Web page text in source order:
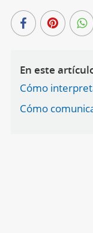
En este
Cómo
Cómo